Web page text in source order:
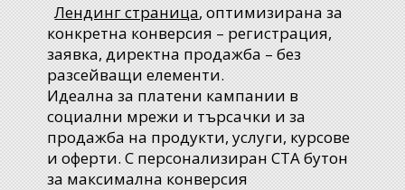
Лендинг страница, оптимизирана за
конкретна конверсия – регистрация,
заявка, директна продажба – без
разсейващи елементи.
Идеална за платени кампании в
социални мрежи и търсачки и за
продажба на продукти, услуги, курсове
и оферти. С персонализиран CTA бутон
за максимална конверсия